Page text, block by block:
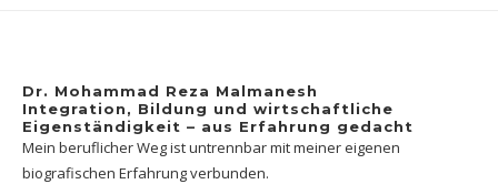
Dr. Mohammad Reza Malmanesh
Integration, Bildung und wirtschaftliche
Eigenständigkeit – aus Erfahrung gedacht
Mein beruflicher Weg ist untrennbar mit meiner eigenen
biografischen Erfahrung verbunden.